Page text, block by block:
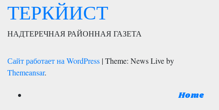
ТЕРКЙИСТ
НАДТЕРЕЧНАЯ РАЙОННАЯ ГАЗЕТА
Сайт работает на WordPress |Theme: News Live by
Themeansar.
Home